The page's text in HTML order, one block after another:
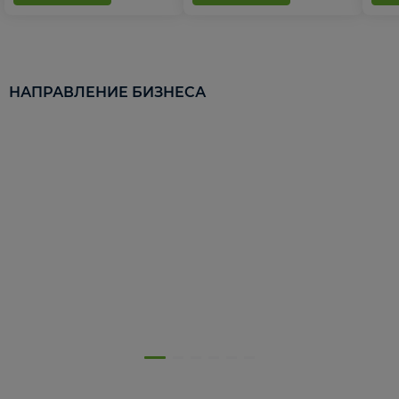
НАПРАВЛЕНИЕ БИЗНЕСА